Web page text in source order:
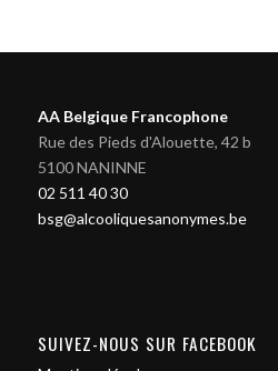
AA Belgique Francophone
Rue des Pieds d'Alouette, 42 b
5100 NANINNE
02 511 40 30
bsg@alcooliquesanonymes.be
SUIVEZ-NOUS SUR FACEBOOK